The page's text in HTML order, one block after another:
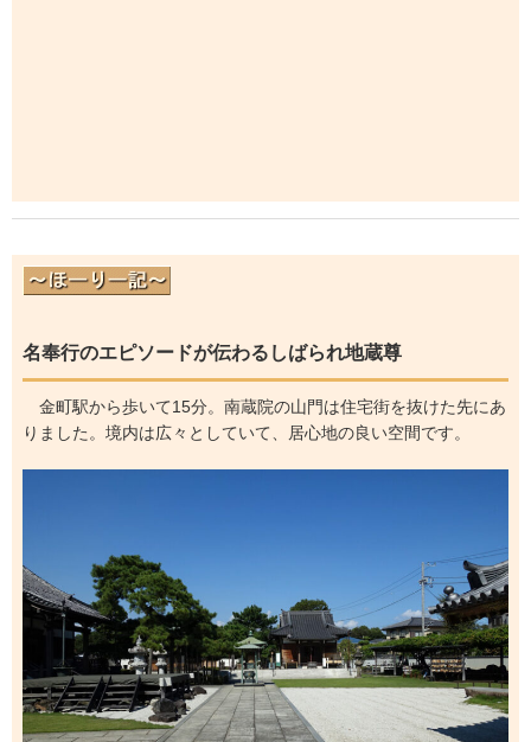
名奉行のエピソードが伝わるしばられ地蔵尊
金町駅から歩いて15分。南蔵院の山門は住宅街を抜けた先にあ
りました。境内は広々としていて、居心地の良い空間です。